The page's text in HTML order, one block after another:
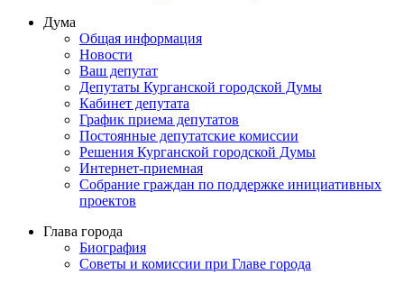
Дума
Общая информация
Новости
Ваш депутат
Депутаты Курганской городской Думы
Кабинет депутата
График приема депутатов
Постоянные депутатские комиссии
Решения Курганской городской Думы
Интернет-приемная
Собрание граждан по поддержке инициативных
проектов
Глава города
Биография
Советы и комиссии при Главе города